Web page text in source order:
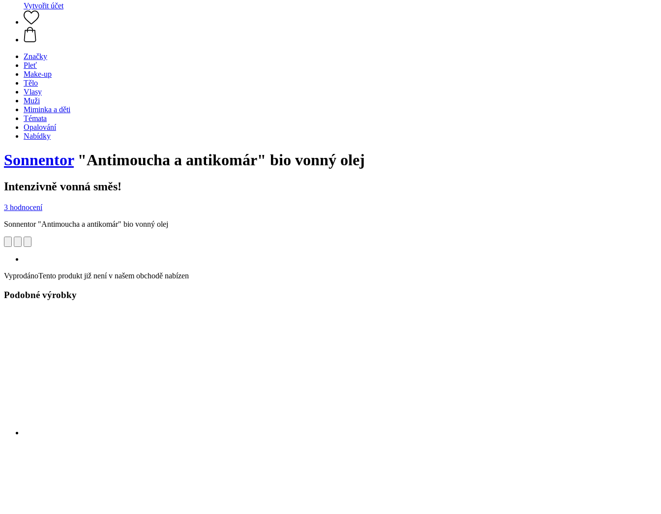
Vytvořit účet
Značky
Pleť
Make-up
Tělo
Vlasy
Muži
Miminka a děti
Témata
Opalování
Nabídky
Sonnentor"Antimoucha a antikomár" bio vonný olej
Intenzivně vonná směs!
3 hodnocení
Sonnentor "Antimoucha a antikomár" bio vonný olej
VyprodánoTento produkt již není v našem obchodě nabízen
Podobné výrobky